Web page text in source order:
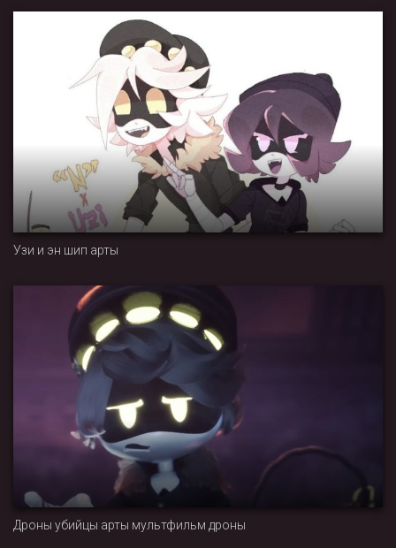
Узи и эн шип арты
Дроны убийцы арты мультфильм дроны